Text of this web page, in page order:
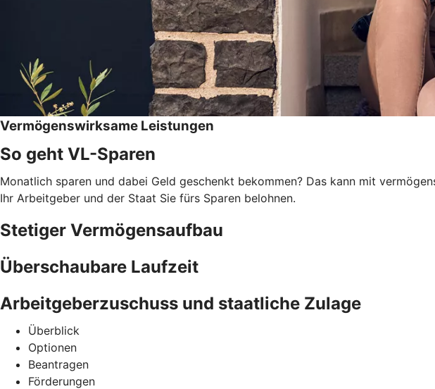
Vermögenswirksame Leistungen
So geht VL-Sparen
Monatlich sparen und dabei Geld geschenkt bekommen? Das kann mit
Ihr Arbeitgeber und der Staat Sie fürs Sparen belohnen.
Stetiger Vermögensaufbau
Überschaubare Laufzeit
Arbeitgeberzuschuss und staatliche Zulage
Überblick
Optionen
Beantragen
Förderungen